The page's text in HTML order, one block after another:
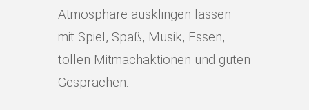
Atmosphäre ausklingen lassen –
mit Spiel, Spaß, Musik, Essen,
tollen Mitmachaktionen und guten
Gesprächen.